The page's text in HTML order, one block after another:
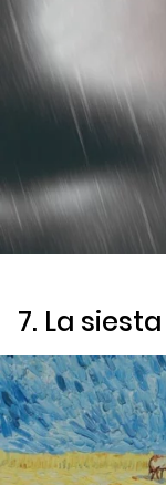
7. La siesta